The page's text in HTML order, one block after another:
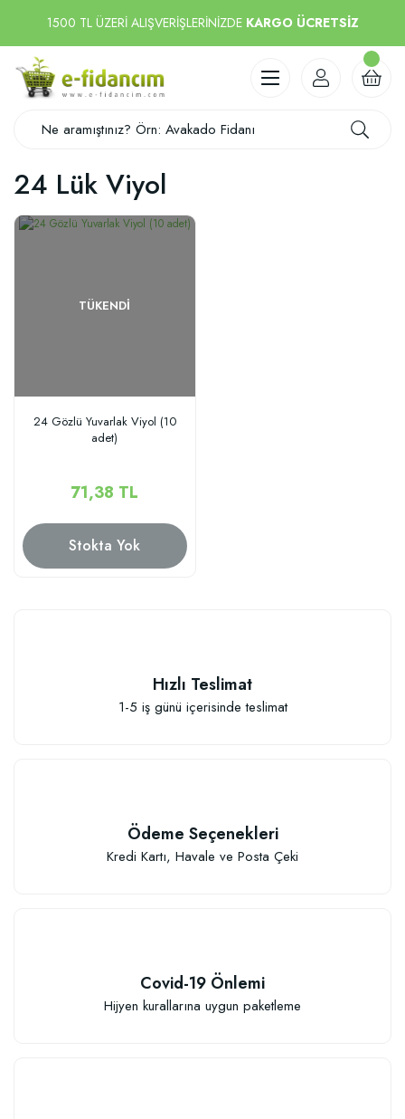
1500 TL ÜZERİ ALIŞVERİŞLERİNİZDE KARGO ÜCRETSİZ
24 Lük Viyol
TÜKENDI
24 Gözlü Yuvarlak Viyol (10
adet)
71,38 TL
Stokta Yok
Hızlı Teslimat
1-5 iş günü içerisinde teslimat
Ödeme Seçenekleri
Kredi Kartı, Havale ve Posta Çeki
Covid-19 Önlemi
Hijyen kurallarına uygun paketleme